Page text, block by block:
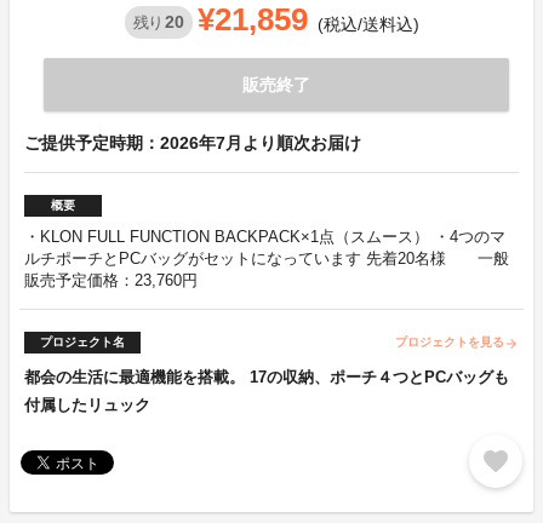
残り 20 ¥21,859 (税込/送料込)
販売終了
ご提供予定時期：2026年7月より順次お届け
概要
・KLON FULL FUNCTION BACKPACK×1点（スムース） ・4つのマ
ルチポーチとPCバッグがセットになっています 先着20名様 一般
販売予定価格：23,760円
プロジェクト名 プロジェクトを見る arrow_forward
都会の生活に最適機能を搭載。 17の収納、ポーチ４つとPCバッグも
付属したリュック
favorite